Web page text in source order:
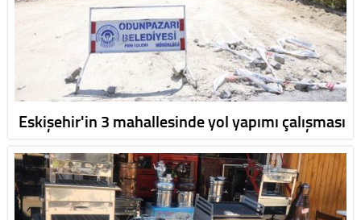
Eskişehir'in 3 mahallesinde yol yapımı çalışması